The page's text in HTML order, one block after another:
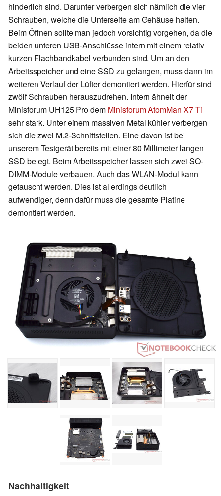
hinderlich sind. Darunter verbergen sich nämlich die vier
Schrauben, welche die Unterseite am Gehäuse halten.
Beim Öffnen sollte man jedoch vorsichtig vorgehen, da die
beiden unteren USB-Anschlüsse intern mit einem relativ
kurzen Flachbandkabel verbunden sind. Um an den
Arbeitsspeicher und eine SSD zu gelangen, muss dann im
weiteren Verlauf der Lüfter demontiert werden. Hierfür sind
zwölf Schrauben herauszudrehen. Intern ähnelt der
Minisforum UH125 Pro dem Minisforum AtomMan X7 Ti
sehr stark. Unter einem massiven Metallkühler verbergen
sich die zwei M.2-Schnittstellen. Eine davon ist bei
unserem Testgerät bereits mit einer 80 Millimeter langen
SSD belegt. Beim Arbeitsspeicher lassen sich zwei SO-
DIMM-Module verbauen. Auch das WLAN-Modul kann
getauscht werden. Dies ist allerdings deutlich
aufwendiger, denn dafür muss die gesamte Platine
demontiert werden.
Nachhaltigkeit